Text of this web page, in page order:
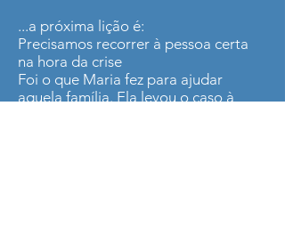
...a próxima lição é:
Precisamos recorrer à pessoa certa
na hora da crise
Foi o que Maria fez para ajudar
aquela família. Ela levou o caso à